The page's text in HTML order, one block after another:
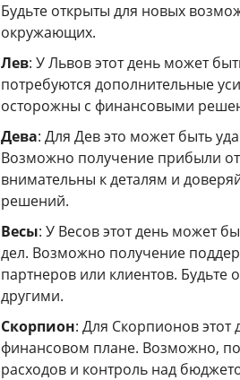
Будьте открыты для новых
окружающих.
Лев: У Львов этот день может
потребуются дополнительные
осторожны с финансовыми
Дева: Для Дев это может быть
Возможно получение прибыли от
внимательны к деталям и
решений.
Весы: У Весов этот день может
дел. Возможно получение
партнеров или клиентов. Будьте
другими.
Скорпион: Для Скорпионов
финансовом плане. Возможно,
расходов и контроль над